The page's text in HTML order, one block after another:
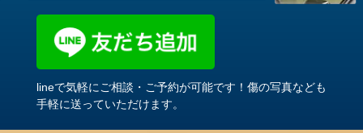
lineで気軽にご相談・ご予約が可能です！傷の写真なども
手軽に送っていただけます。